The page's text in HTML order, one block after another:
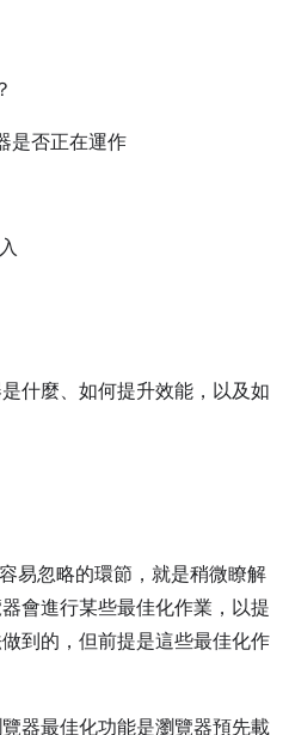
是否正在運作
什麼、如何提升效能，以及如
易忽略的環節，就是稍微瞭解
會進行某些最佳化作業，以提
到的，但前提是這些最佳化作
器最佳化功能是瀏覽器預先載